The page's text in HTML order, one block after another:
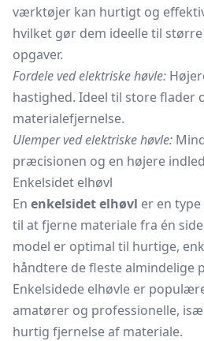
værktøjer kan hurtigt og
hvilket gør dem ideelle til
opgaver.
Fordele ved elektriske høvle:
hastighed. Ideel til store flader
materialefjernelse.
Ulemper ved elektriske høvle:
præcisionen og en højere
Enkelsidet elhøvl
En enkelsidet elhøvl er en
til at fjerne materiale fra én
model er optimal til hurtige,
håndtere de fleste almindelige
Enkelsidede elhøvle er
amatører og professionelle,
hurtig fjernelse af materiale.